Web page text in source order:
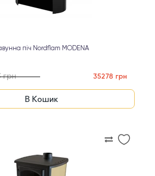
піч Nordflam MODENA
грн 35278 грн
В Кошик